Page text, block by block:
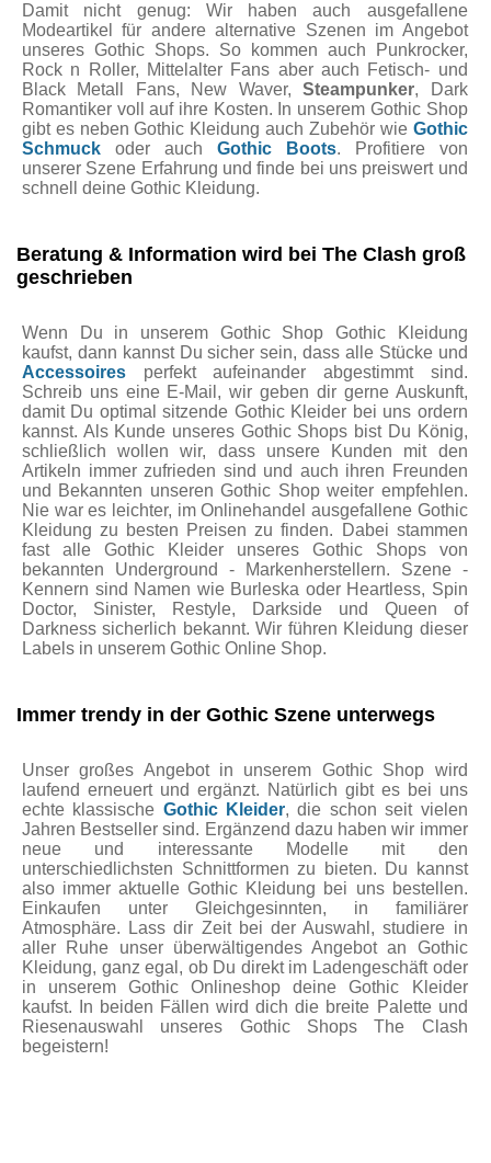
Damit nicht genug: Wir haben auch ausgefallene
Modeartikel für andere alternative Szenen im Angebot
unseres Gothic Shops. So kommen auch Punkrocker,
Rock n Roller, Mittelalter Fans aber auch Fetisch- und
Black Metall Fans, New Waver,Steampunker, Dark
Romantiker voll auf ihre Kosten. In unserem Gothic Shop
gibt es neben Gothic Kleidung auch Zubehör wie Gothic
Schmuck oder auch Gothic Boots. Profitiere von
unserer Szene Erfahrung und finde bei uns preiswert und
schnell deine Gothic Kleidung.
Beratung & Information wird bei The Clash groß
geschrieben
Wenn Du in unserem Gothic Shop Gothic Kleidung
kaufst, dann kannst Du sicher sein, dass alle Stücke und
Accessoires perfekt aufeinander abgestimmt sind.
Schreib uns eine E-Mail, wir geben dir gerne Auskunft,
damit Du optimal sitzende Gothic Kleider bei uns ordern
kannst. Als Kunde unseres Gothic Shops bist Du König,
schließlich wollen wir, dass unsere Kunden mit den
Artikeln immer zufrieden sind und auch ihren Freunden
und Bekannten unseren Gothic Shop weiter empfehlen.
Nie war es leichter, im Onlinehandel ausgefallene Gothic
Kleidung zu besten Preisen zu finden. Dabei stammen
fast alle Gothic Kleider unseres Gothic Shops von
bekannten Underground - Markenherstellern. Szene -
Kennern sind Namen wie Burleska oder Heartless, Spin
Doctor, Sinister, Restyle, Darkside und Queen of
Darkness sicherlich bekannt. Wir führen Kleidung dieser
Labels in unserem Gothic Online Shop.
Immer trendy in der Gothic Szene unterwegs
Unser großes Angebot in unserem Gothic Shop wird
laufend erneuert und ergänzt. Natürlich gibt es bei uns
echte klassische Gothic Kleider, die schon seit vielen
Jahren Bestseller sind. Ergänzend dazu haben wir immer
neue und interessante Modelle mit den
unterschiedlichsten Schnittformen zu bieten. Du kannst
also immer aktuelle Gothic Kleidung bei uns bestellen.
Einkaufen unter Gleichgesinnten, in familiärer
Atmosphäre. Lass dir Zeit bei der Auswahl, studiere in
aller Ruhe unser überwältigendes Angebot an Gothic
Kleidung, ganz egal, ob Du direkt im Ladengeschäft oder
in unserem Gothic Onlineshop deine Gothic Kleider
kaufst. In beiden Fällen wird dich die breite Palette und
Riesenauswahl unseres Gothic Shops The Clash
begeistern!